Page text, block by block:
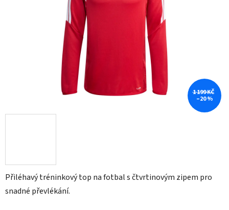
Přiléhavý tréninkový top na fotbal s čtvrtinovým zipem pro
snadné převlékání.
1 199 KČ
–20 %